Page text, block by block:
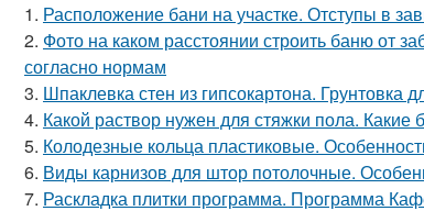
1. Расположение бани на участке. Отступы в
2. Фото на каком расстоянии строить баню от
согласно нормам
3. Шпаклевка стен из гипсокартона. Грунтовка
4. Какой раствор нужен для стяжки пола.
5. Колодезные кольца пластиковые.
6. Виды карнизов для штор потолочные.
7. Раскладка плитки программа. Программа